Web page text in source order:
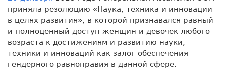
приняла резолюцию «Наука, техника и инновации
в целях развития», в которой признавался равный
и полноценный доступ женщин и девочек любого
возраста к достижениям и развитию науки,
техники и инноваций как залог обеспечения
гендерного равноправия в данной сфере.